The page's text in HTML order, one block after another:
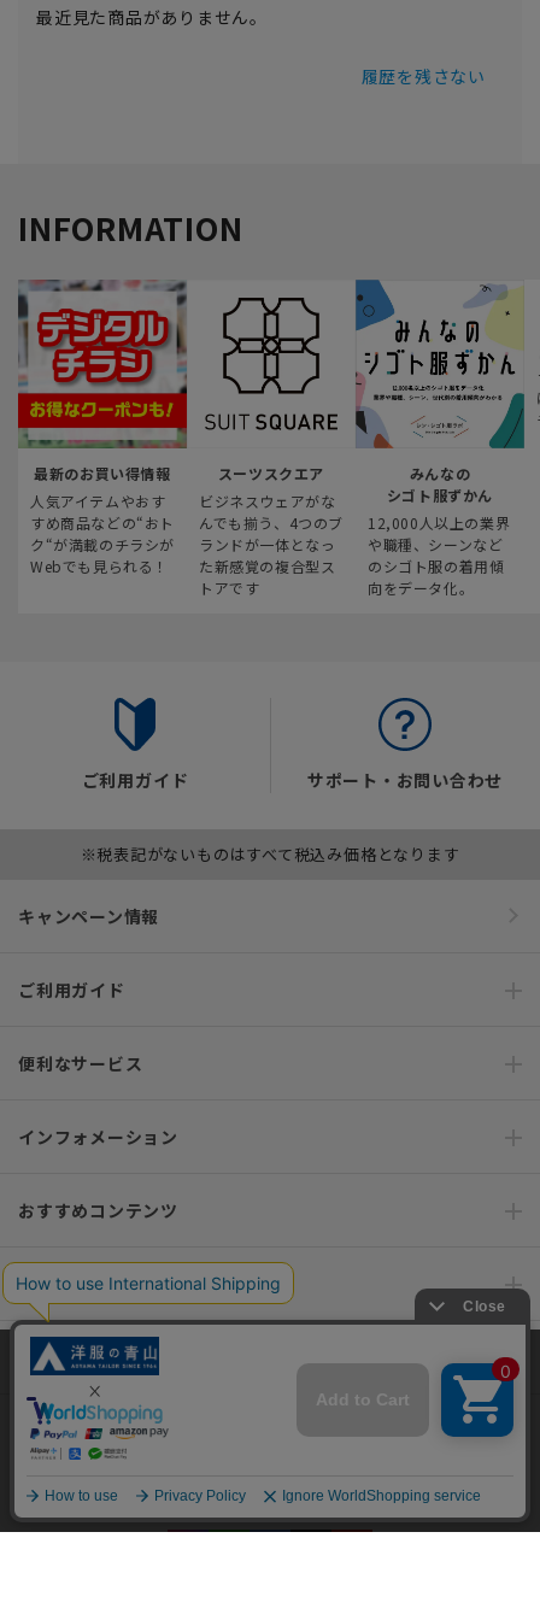
最近見た商品がありません。
履歴を残さない
INFORMATION
最新のお買い得情報
人気アイテムやおす
すめ商品などの“おト
ク“が満載のチラシが
Webでも見られる！
スーツスクエア
ビジネスウェアがな
んでも揃う、4つのブ
ランドが一体となっ
た新感覚の複合型ス
トアです
みんなの
シゴト服ずかん
12,000人以上の業界
や職種、シーンなど
のシゴト服の着用傾
向をデータ化。
ご利用ガイド サポート・お問い合わせ
※税表記がないものはすべて税込み価格となります
キャンペーン情報
ご利用ガイド
便利なサービス
インフォメーション
おすすめコンテンツ
ポリシー・企業情報
オーダースーツなら SHITATE
OFFICIAL SNS
当サイトでは、快適な閲覧体験とコンテンツ改善のためにCookieを使用
しています。閲覧を続けることで、Cookieの使用に同意したものとみな
します。詳細については
同意して閉じる